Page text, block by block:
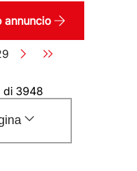
annuncio
di 3948